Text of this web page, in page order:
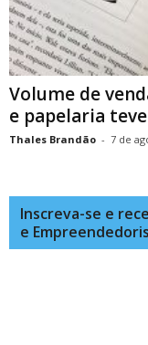
Volume de
e papelaria
Thales Brandão - 7 de
Inscreva-se e
e